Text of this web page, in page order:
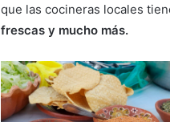
que las cocineras locales
frescas y mucho más.